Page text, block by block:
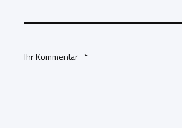
Ihr Kommentar *